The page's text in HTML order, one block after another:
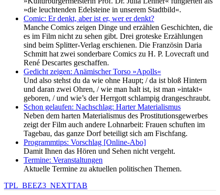
»die leuchtenden Edelsteine in unserem Stadtbild«.
Comic: Er denkt, aber ist er, wer er denkt?
Manche Comics zeigen Dinge und erzählen Geschichten, die
es im Film nicht zu sehen gibt. Drei groteske Erzählungen
sind beim Splitter-Verlag erschienen. Die Französin Daria
Schmitt hat zwei sonderbare Comics zu H. P. Lovecraft und
René Descartes geschaffen.
Gedicht zeigen: Anämischer Torso »Apolls«
Und also stehst du da wie ohne Haupt; / da ist bloß Hintern
und daran zwei Ohren, / wie man halt ist, ist man »intakt«
geboren, / und wie’s der Herrgott schlampig drangeschraubt.
Schon gelaufen: Nachschlag: Harter Materialismus
Neben dem harten Materialismus des Prostitutionsgewerbes
zeigt der Film auch andere Lohnarbeit: Frauen schuften im
Tagebau, das ganze Dorf beteiligt sich am Fischfang.
Programmtips: Vorschlag [Online-Abo]
Damit Ihnen das Hören und Sehen nicht vergeht.
Termine: Veranstaltungen
Aktuelle Termine zu aktuellen politischen Themen.
TPL_BEEZ3_NEXTTAB